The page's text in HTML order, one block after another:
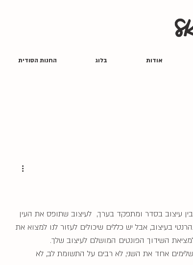
אודות בלוג החנות הסודית
עיצוב בסדר ומתפקד בערך,  לעיצוב שתופס את העין
בעיצוב, אבל יש כללים שיכולים לעזור לנו למצוא את
השידוך הפונטים המושלם לעיצוב שלך.
אחד את השני, לא רבים על התשומת לב, לא